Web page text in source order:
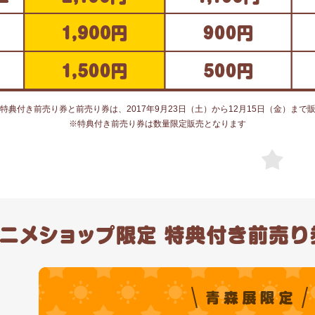
典付き前売り券と前売り券は、2017年9月23日（土）から12月15日（金）まで
※特典付き前売り券は数量限定販売となります